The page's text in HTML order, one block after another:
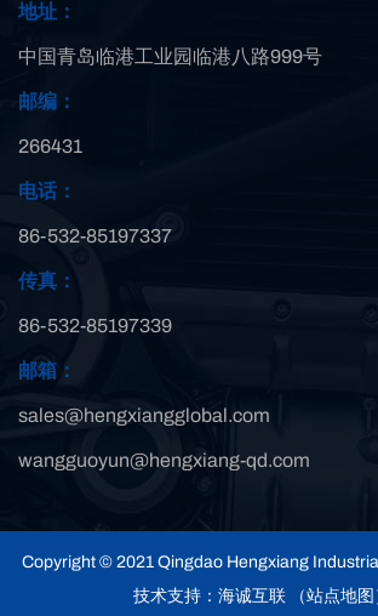
地址：
中国青岛临港工业园临港八路999号
邮编：
266431
电话：
86-532-85197337
传真：
86-532-85197339
邮箱：
sales@hengxiangglobal.com
wangguoyun@hengxiang-qd.com
Copyright © 2021 Qingdao Hengxiang
技术支持：海诚互联
（站点地图